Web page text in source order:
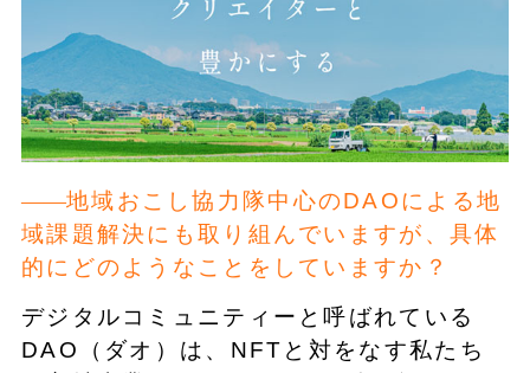
地域おこし協力隊中心のDAOによる地
域課題解決にも取り組んでいますが、具体
的にどのようなことをしていますか？
デジタルコミュニティーと呼ばれている
DAO（ダオ）は、NFTと対をなす私たち